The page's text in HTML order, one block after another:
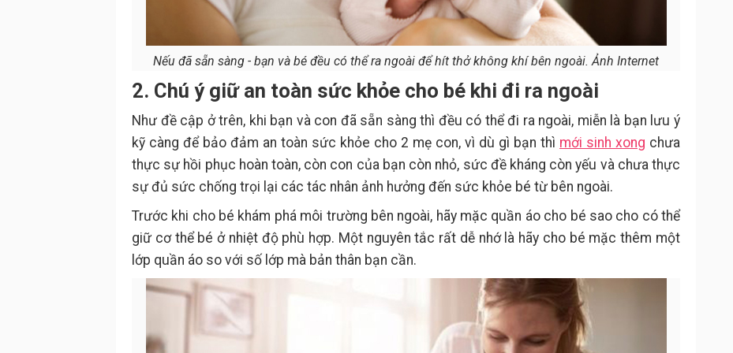
Nếu đã sẵn sàng - bạn và bé đều có thể ra ngoài để hít thở không khí bên ngoài. Ảnh Internet
2. Chú ý giữ an toàn sức khỏe cho bé khi đi ra ngoài
Như đề cập ở trên, khi bạn và con đã sẵn sàng thì đều có thể đi ra ngoài, miễn là bạn lưu ý
kỹ càng để bảo đảm an toàn sức khỏe cho 2 mẹ con, vì dù gì bạn thì mới sinh xong chưa
thực sự hồi phục hoàn toàn, còn con của bạn còn nhỏ, sức đề kháng còn yếu và chưa thực
sự đủ sức chống trọi lại các tác nhân ảnh hưởng đến sức khỏe bé từ bên ngoài.
Trước khi cho bé khám phá môi trường bên ngoài, hãy mặc quần áo cho bé sao cho có thể
giữ cơ thể bé ở nhiệt độ phù hợp. Một nguyên tắc rất dễ nhớ là hãy cho bé mặc thêm một
lớp quần áo so với số lớp mà bản thân bạn cần.